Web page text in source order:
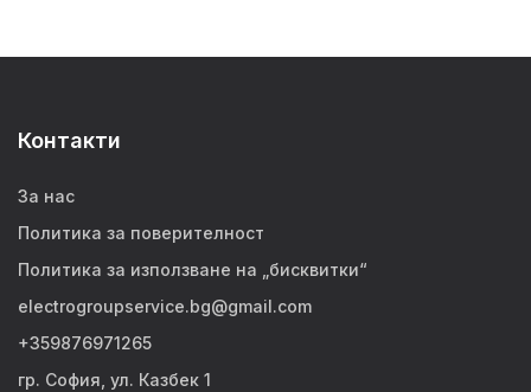
Контакти
За нас
Политика за поверителност
Политика за използване на „бисквитки“
electrogroupservice.bg@gmail.com
+359876971265
гр. София, ул. Казбек 1